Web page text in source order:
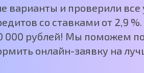
и проверили все
со ставками от 2,9
000 рублей! Мы поможем
онлайн-заявку на